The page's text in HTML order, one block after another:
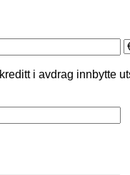
kreditt i avdrag innbytte